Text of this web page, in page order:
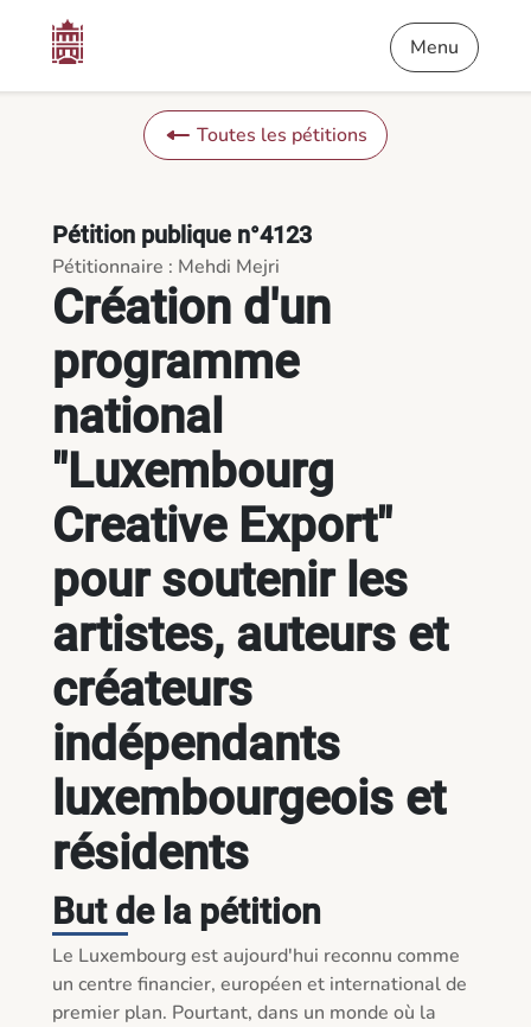
Création d'un programme national "Luxembourg Creative
Menu
Toutes les pétitions
Création d'un
programme
national
"Luxembourg
Creative Export"
pour soutenir les
artistes, auteurs et
créateurs
indépendants
luxembourgeois et
résidents
Pétition publique n°4123
Pétitionnaire : Mehdi Mejri
But de la pétition
Le Luxembourg est aujourd'hui reconnu comme
un centre financier, européen et international de
premier plan. Pourtant, dans un monde où la